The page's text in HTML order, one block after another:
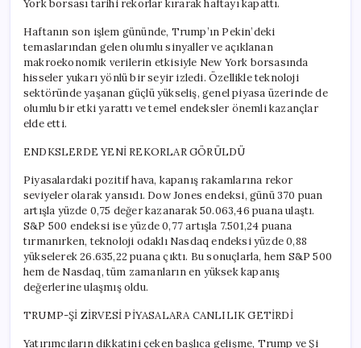
York borsası tarihi rekorlar kırarak haftayı kapattı.
Haftanın son işlem gününde, Trump’ın Pekin’deki
temaslarından gelen olumlu sinyaller ve açıklanan
makroekonomik verilerin etkisiyle New York borsasında
hisseler yukarı yönlü bir seyir izledi. Özellikle teknoloji
sektöründe yaşanan güçlü yükseliş, genel piyasa üzerinde de
olumlu bir etki yarattı ve temel endeksler önemli kazançlar
elde etti.
ENDKSLERDE YENİ REKORLAR GÖRÜLDÜ
Piyasalardaki pozitif hava, kapanış rakamlarına rekor
seviyeler olarak yansıdı. Dow Jones endeksi, günü 370 puan
artışla yüzde 0,75 değer kazanarak 50.063,46 puana ulaştı.
S&P 500 endeksi ise yüzde 0,77 artışla 7.501,24 puana
tırmanırken, teknoloji odaklı Nasdaq endeksi yüzde 0,88
yükselerek 26.635,22 puana çıktı. Bu sonuçlarla, hem S&P 500
hem de Nasdaq, tüm zamanların en yüksek kapanış
değerlerine ulaşmış oldu.
TRUMP-Şİ ZİRVESİ PİYASALARA CANLILIK GETİRDİ
Yatırımcıların dikkatini çeken başlıca gelişme, Trump ve Şi